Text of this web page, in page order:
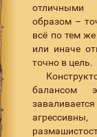
отличными
образом –
всё по тем
или иначе
точно в цель.
балансом